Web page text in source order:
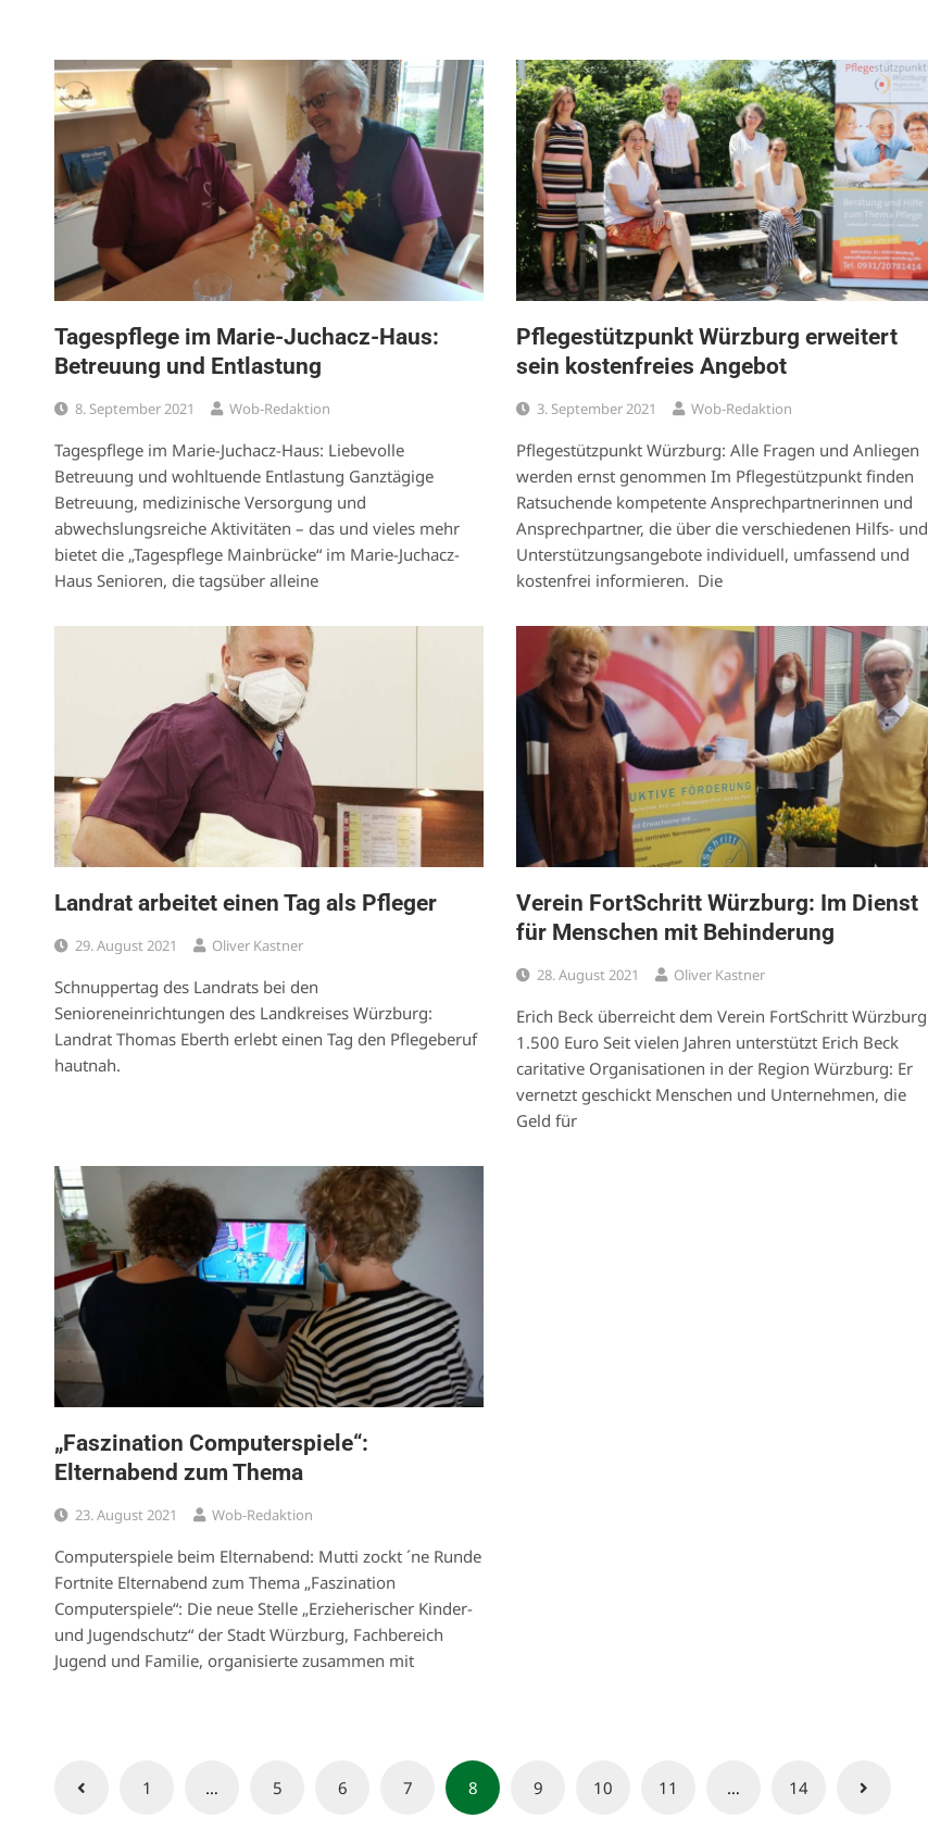
Tagespflege im Marie-Juchacz-Haus:
Betreuung und Entlastung
8. September 2021 Wob-Redaktion
Tagespflege im Marie-Juchacz-Haus: Liebevolle
Betreuung und wohltuende Entlastung Ganztägige
Betreuung, medizinische Versorgung und
abwechslungsreiche Aktivitäten – das und vieles mehr
bietet die „Tagespflege Mainbrücke“ im Marie-Juchacz-
Haus Senioren, die tagsüber alleine
Pflegestützpunkt Würzburg erweitert
sein kostenfreies Angebot
3. September 2021 Wob-Redaktion
Pflegestützpunkt Würzburg: Alle Fragen und Anliegen
werden ernst genommen Im Pflegestützpunkt finden
Ratsuchende kompetente Ansprechpartnerinnen und
Ansprechpartner, die über die verschiedenen Hilfs- und
Unterstützungsangebote individuell, umfassend und
kostenfrei informieren. Die
Landrat arbeitet einen Tag als Pfleger
29. August 2021 Oliver Kastner
Schnuppertag des Landrats bei den
Senioreneinrichtungen des Landkreises Würzburg:
Landrat Thomas Eberth erlebt einen Tag den Pflegeberuf
hautnah.
Verein FortSchritt Würzburg: Im Dienst
für Menschen mit Behinderung
28. August 2021 Oliver Kastner
Erich Beck überreicht dem Verein FortSchritt Würzburg
1.500 Euro Seit vielen Jahren unterstützt Erich Beck
caritative Organisationen in der Region Würzburg: Er
vernetzt geschickt Menschen und Unternehmen, die
Geld für
„Faszination Computerspiele“:
Elternabend zum Thema
23. August 2021 Wob-Redaktion
Computerspiele beim Elternabend: Mutti zockt ´ne Runde
Fortnite Elternabend zum Thema „Faszination
Computerspiele“: Die neue Stelle „Erzieherischer Kinder-
und Jugendschutz“ der Stadt Würzburg, Fachbereich
Jugend und Familie, organisierte zusammen mit
Seitennummerierung
1 … 5 6 7 8 9 10 11 … 14